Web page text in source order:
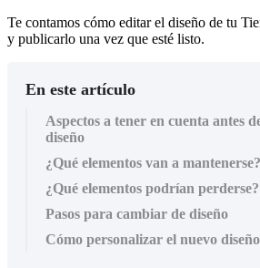
Te contamos cómo editar el diseño de tu
y publicarlo una vez que esté listo.
En este artículo
Aspectos a tener en cuenta antes
diseño
¿Qué elementos van a mantenerse?
¿Qué elementos podrían perderse?
Pasos para cambiar de diseño
Cómo personalizar el nuevo